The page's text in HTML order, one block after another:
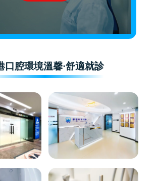
口腔環境溫馨·舒適就診